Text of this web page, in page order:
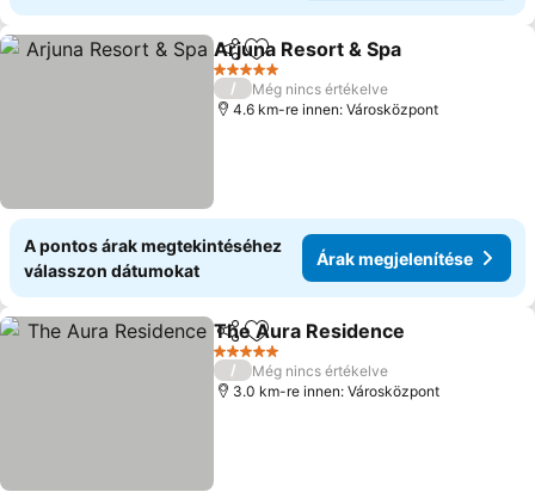
Megosztás
Hozzáadás a kedvencekhez
Arjuna Resort & Spa
5 Kategória
/
Még nincs értékelve
4.6 km-re innen: Városközpont
A pontos árak megtekintéséhez
válasszon dátumokat
Árak megjelenítése
Megosztás
Hozzáadás a kedvencekhez
The Aura Residence
5 Kategória
/
Még nincs értékelve
3.0 km-re innen: Városközpont